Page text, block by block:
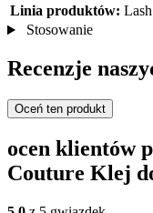
Linia produktów:
Stosowanie
Recenzje
Oceń ten produkt
ocen klientów
Couture Klej